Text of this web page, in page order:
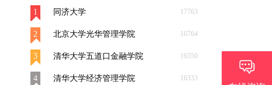
1 同济大学 17763
2 北京大学光华管理学院 16764
3 清华大学五道口金融学院 16550
4 清华大学经济管理学院 16333